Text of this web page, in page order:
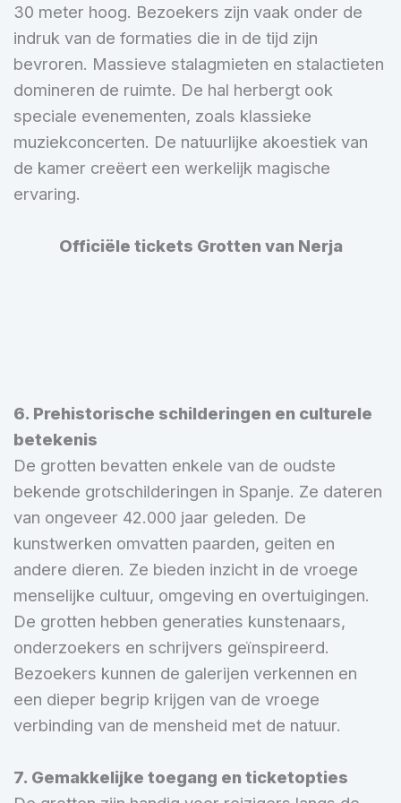
30 meter hoog. Bezoekers zijn vaak onder de
indruk van de formaties die in de tijd zijn
bevroren. Massieve stalagmieten en stalactieten
domineren de ruimte. De hal herbergt ook
speciale evenementen, zoals klassieke
muziekconcerten. De natuurlijke akoestiek van
de kamer creëert een werkelijk magische
ervaring.
Officiële tickets Grotten van Nerja
6. Prehistorische schilderingen en culturele
betekenis
De grotten bevatten enkele van de oudste
bekende grotschilderingen in Spanje. Ze dateren
van ongeveer 42.000 jaar geleden. De
kunstwerken omvatten paarden, geiten en
andere dieren. Ze bieden inzicht in de vroege
menselijke cultuur, omgeving en overtuigingen.
De grotten hebben generaties kunstenaars,
onderzoekers en schrijvers geïnspireerd.
Bezoekers kunnen de galerijen verkennen en
een dieper begrip krijgen van de vroege
verbinding van de mensheid met de natuur.
7. Gemakkelijke toegang en ticketopties